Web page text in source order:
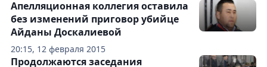
20:15, 12 февраля 2015
Апелляционная коллегия оставила
без изменений приговор убийце
Айданы Доскалиевой
Продолжаются заседания